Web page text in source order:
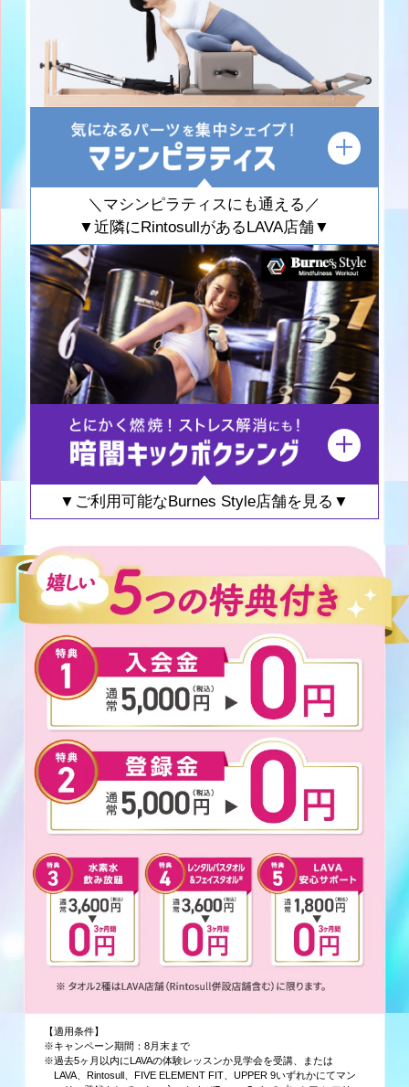
＼マシンピラティスにも通える／
▼近隣にRintosullがあるLAVA店舗▼
▼ご利用可能なBurnes Style店舗を見る▼
【適用条件】
※キャンペーン期間：8月末まで
※過去5ヶ月以内にLAVAの体験レッスンか見学会を受講、または
LAVA、Rintosull、FIVE ELEMENT FIT、UPPER 9いずれかにてマン